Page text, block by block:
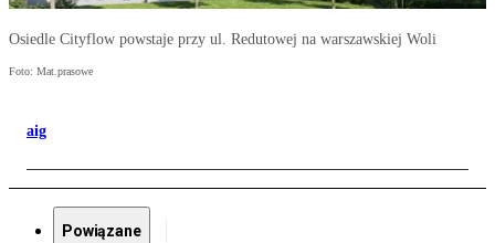
Osiedle Cityflow powstaje przy ul. Redutowej na warszawskiej Woli
Foto: Mat.prasowe
aig
Powiązane